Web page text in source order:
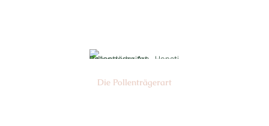
Die Pollen­trägerart